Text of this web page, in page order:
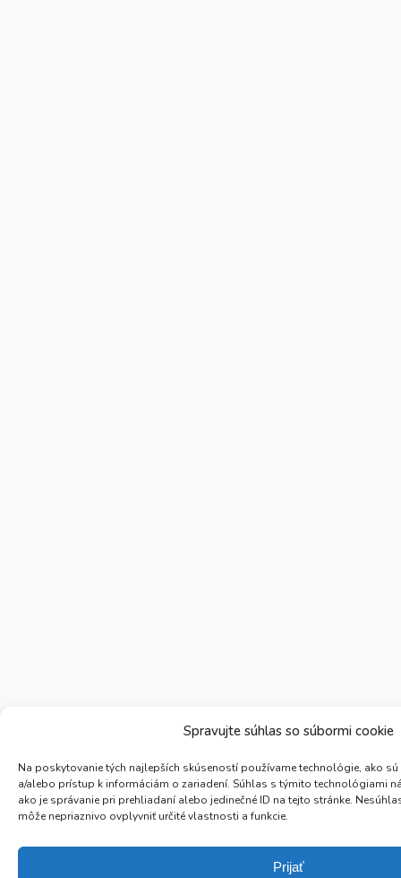
Spravujte súhlas so súbormi cookie
Na poskytovanie tých najlepších skúseností používame technológie, ako
a/alebo prístup k informáciám o zariadení. Súhlas s týmito technológiami
ako je správanie pri prehliadaní alebo jedinečné ID na tejto stránke.
môže nepriaznivo ovplyvniť určité vlastnosti a funkcie.
Prijať